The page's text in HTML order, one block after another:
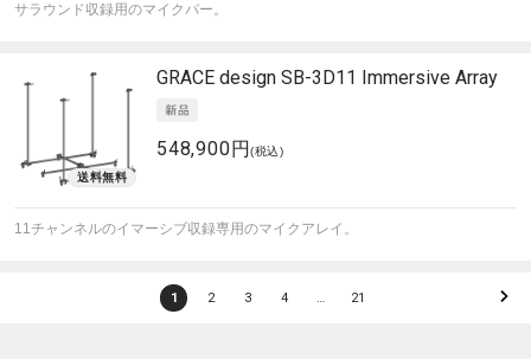
サラウンド収録用のマイクバー。
GRACE design SB-3D11 Immersive Array
548,900円(税込)
11チャンネルのイマーシブ収録専用のマイクアレイ。
1 2 3 4 … 21